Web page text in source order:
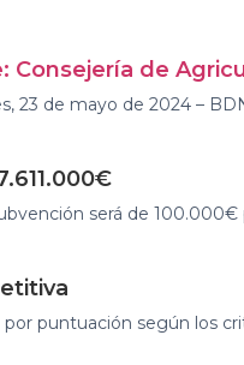
Consejería de
23 de mayo de 2024 –
será de
por puntuación según los